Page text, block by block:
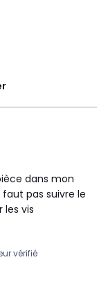
dans mon
pas suivre le
les vis
vérifié